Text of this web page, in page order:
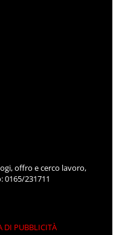
offro e cerco lavoro,
231711
DI PUBBLICITÀ